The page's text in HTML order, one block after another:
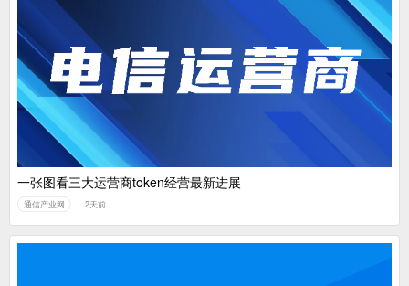
一张图看三大运营商token经营最新进展
通信产业网 2天前